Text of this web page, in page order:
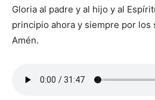
Gloria al padre y al hijo y al
principio ahora y siempre por los
Amén.